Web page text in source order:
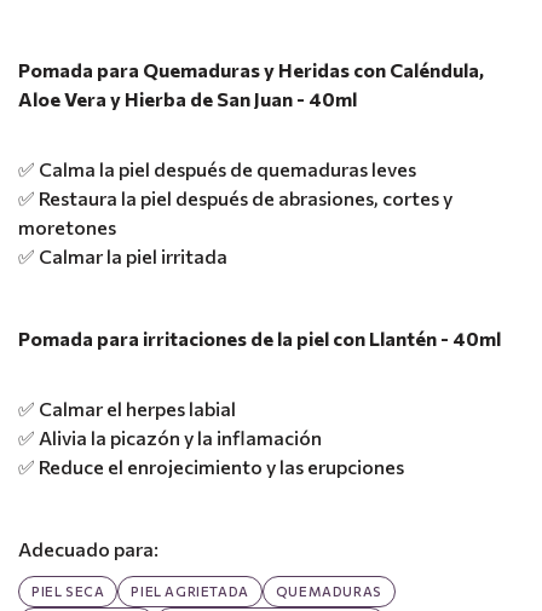
Pomada para Quemaduras y Heridas con Caléndula,
Aloe Vera y Hierba de San Juan - 40ml
✅ Calma la piel después de quemaduras leves
✅ Restaura la piel después de abrasiones, cortes y
moretones
✅ Calmar la piel irritada
Pomada para irritaciones de la piel con Llantén - 40ml
✅ Calmar el herpes labial
✅ Alivia la picazón y la inflamación
✅ Reduce el enrojecimiento y las erupciones
Adecuado para:
PIEL SECA PIEL AGRIETADA
QUEMADURAS